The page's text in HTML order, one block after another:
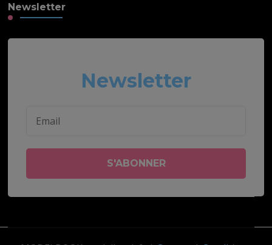
Newsletter
Newsletter